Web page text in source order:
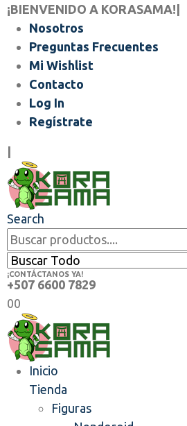
¡BIENVENIDO A KORASAMA!
Nosotros
Preguntas Frecuentes
Mi Wishlist
Contacto
Log In
Regístrate
Search
¡CONTÁCTANOS YA!
+507 6600 7829
00
Inicio
Tienda
Figuras